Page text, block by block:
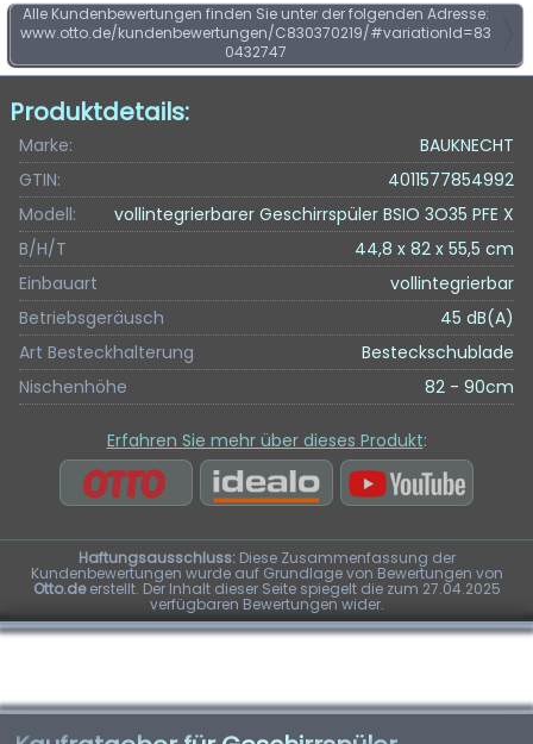
Alle Kundenbewertungen finden Sie unter der folgenden Adresse:
www.otto.de/kundenbewertungen/C830370219/#variationId=83
0432747
Produktdetails:
Marke:
BAUKNECHT
GTIN:
4011577854992
Modell:
vollintegrierbarer Geschirrspüler BSIO 3O35 PFE X
B/H/T
44,8 x 82 x 55,5 cm
Einbauart
vollintegrierbar
Betriebsgeräusch
45 dB(A)
Art Besteckhalterung
Besteckschublade
Nischenhöhe
82 - 90cm
Erfahren Sie mehr über dieses Produkt:
Haftungsausschluss:Diese Zusammenfassung der
Kundenbewertungen wurde auf Grundlage von Bewertungen von
Otto.deerstellt. Der Inhalt dieser Seite spiegelt die zum 27.04.2025
verfügbaren Bewertungen wider.